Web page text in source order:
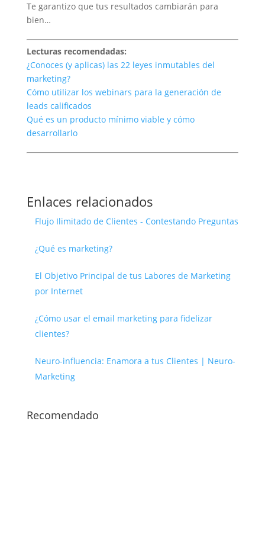
Te garantizo que tus resultados cambiarán para
bien…
Lecturas recomendadas:
¿Conoces (y aplicas) las 22 leyes inmutables del
marketing?
Cómo utilizar los webinars para la generación de
leads calificados
Qué es un producto mínimo viable y cómo
desarrollarlo
Enlaces relacionados
Flujo Ilimitado de Clientes - Contestando Preguntas
¿Qué es marketing?
El Objetivo Principal de tus Labores de Marketing
por Internet
¿Cómo usar el email marketing para fidelizar
clientes?
Neuro-influencia: Enamora a tus Clientes | Neuro-
Marketing
Recomendado